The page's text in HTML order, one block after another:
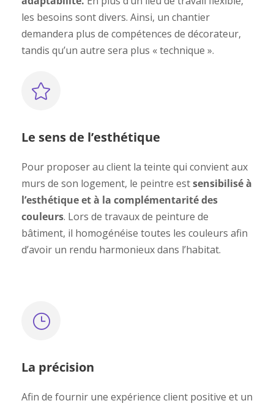
les besoins sont divers. Ainsi, un chantier
demandera plus de compétences de décorateur,
tandis qu’un autre sera plus « technique ».
Le sens de l’esthétique
Pour proposer au client la teinte qui convient aux
murs de son logement, le peintre estsensibilisé à
l’esthétique et à la complémentarité des
couleurs. Lors de travaux de peinture de
bâtiment, il homogénéise toutes les couleurs afin
d’avoir un rendu harmonieux dans l’habitat.
La précision
Afin de fournir une expérience client positive et un